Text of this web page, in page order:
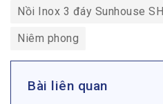
Nồi Inox 3 đáy Sunhouse
Niêm phong
Bài liên quan